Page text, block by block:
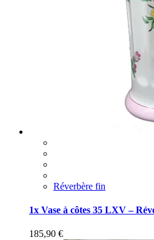
Réverbère fin
1x Vase à côtes 35 LXV –
185,90 €